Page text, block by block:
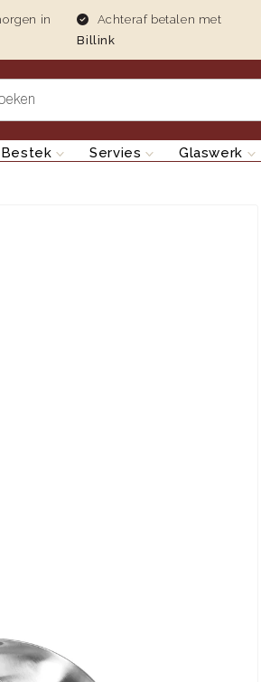
in
Achteraf betalen met
Billink
Bestek Servies Glaswerk